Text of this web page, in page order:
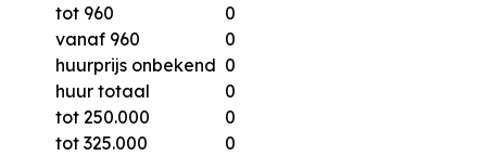
tot 960
0
vanaf 960
0
huurprijs onbekend 0
huur totaal
0
tot 250.000
0
tot 325.000
0